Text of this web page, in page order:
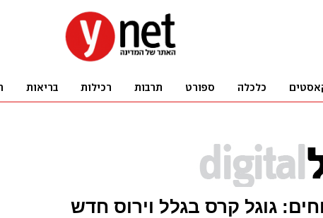
גוגל קרס בגלל וירוס חדש